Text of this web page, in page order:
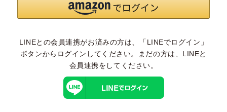
LINEとの会員連携がお済みの方は、「LINEでログイン」
ボタンからログインしてください。まだの方は、 LINEと
会員連携をしてください。